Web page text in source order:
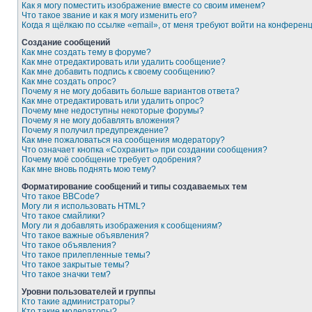
Как я могу поместить изображение вместе со своим именем?
Что такое звание и как я могу изменить его?
Когда я щёлкаю по ссылке «email», от меня требуют войти на
Создание сообщений
Как мне создать тему в форуме?
Как мне отредактировать или удалить сообщение?
Как мне добавить подпись к своему сообщению?
Как мне создать опрос?
Почему я не могу добавить больше вариантов ответа?
Как мне отредактировать или удалить опрос?
Почему мне недоступны некоторые форумы?
Почему я не могу добавлять вложения?
Почему я получил предупреждение?
Как мне пожаловаться на сообщения модератору?
Что означает кнопка «Сохранить» при создании сообщения?
Почему моё сообщение требует одобрения?
Как мне вновь поднять мою тему?
Форматирование сообщений и типы создаваемых тем
Что такое BBCode?
Могу ли я использовать HTML?
Что такое смайлики?
Могу ли я добавлять изображения к сообщениям?
Что такое важные объявления?
Что такое объявления?
Что такое прилепленные темы?
Что такое закрытые темы?
Что такое значки тем?
Уровни пользователей и группы
Кто такие администраторы?